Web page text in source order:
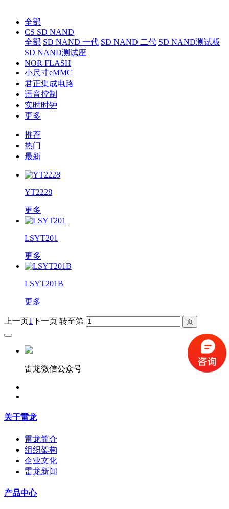
全部
CS SD NAND
全部 SD NAND 一代 SD NAND 二代 SD NAND测试板
SD NAND测试座
NOR FLASH
小尺寸eMMC
君正集成电路
语音控制
实时时钟
更多
推荐
热门
最新
YT2228
更多
LSYT201
更多
LSYT201B
更多
上一页1下一页 转至第
雷龙微信公众号
关于雷龙
雷龙简介
组织架构
企业文化
雷龙新闻
产品中心